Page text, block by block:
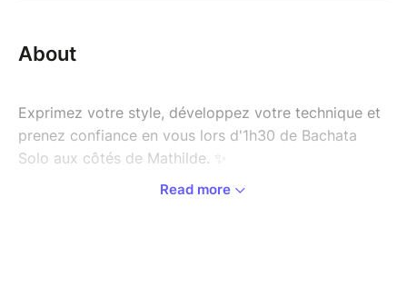
About
Exprimez votre style, développez votre technique et
prenez confiance en vous lors d'1h30 de Bachata
Solo aux côtés de Mathilde. ✨
Read more